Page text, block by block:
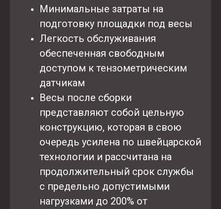
Минимальные затраты на
подготовку площадки под весы
Легкость обслуживания
обеспеченная свободным
доступом к тензометрическим
датчикам
Весы после сборки
представляют собой цельную
конструкцию, которая в свою
очередь усилена по швейцарской
технологии и рассчитана на
продолжительный срок службы
с предельно допустимыми
нагрузками до 200% от